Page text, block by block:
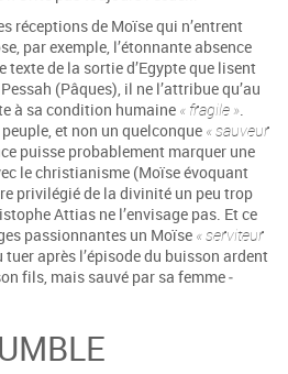
réceptions de Moïse qui n’entrent
par exemple, l’étonnante absence
texte de la sortie d’Egypte que lisent
(Pâques), il ne l’attribue qu’au
à sa condition humaine « fragile ».
et non un quelconque « sauveur
puisse probablement marquer une
le christianisme (Moïse évoquant
privilégié de la divinité un peu trop
Attias ne l’envisage pas. Et ce
passionnantes un Moïse « serviteur
tuer après l’épisode du buisson ardent
fils, mais sauvé par sa femme